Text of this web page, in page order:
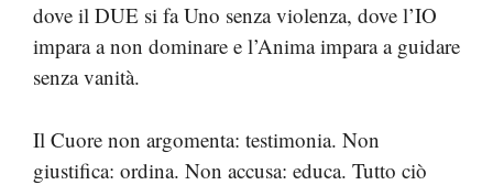
dove il DUE si fa Uno senza violenza, dove l’IO
impara a non dominare e l’Anima impara a guidare
senza vanità.
Il Cuore non argomenta: testimonia. Non
giustifica: ordina. Non accusa: educa. Tutto ciò